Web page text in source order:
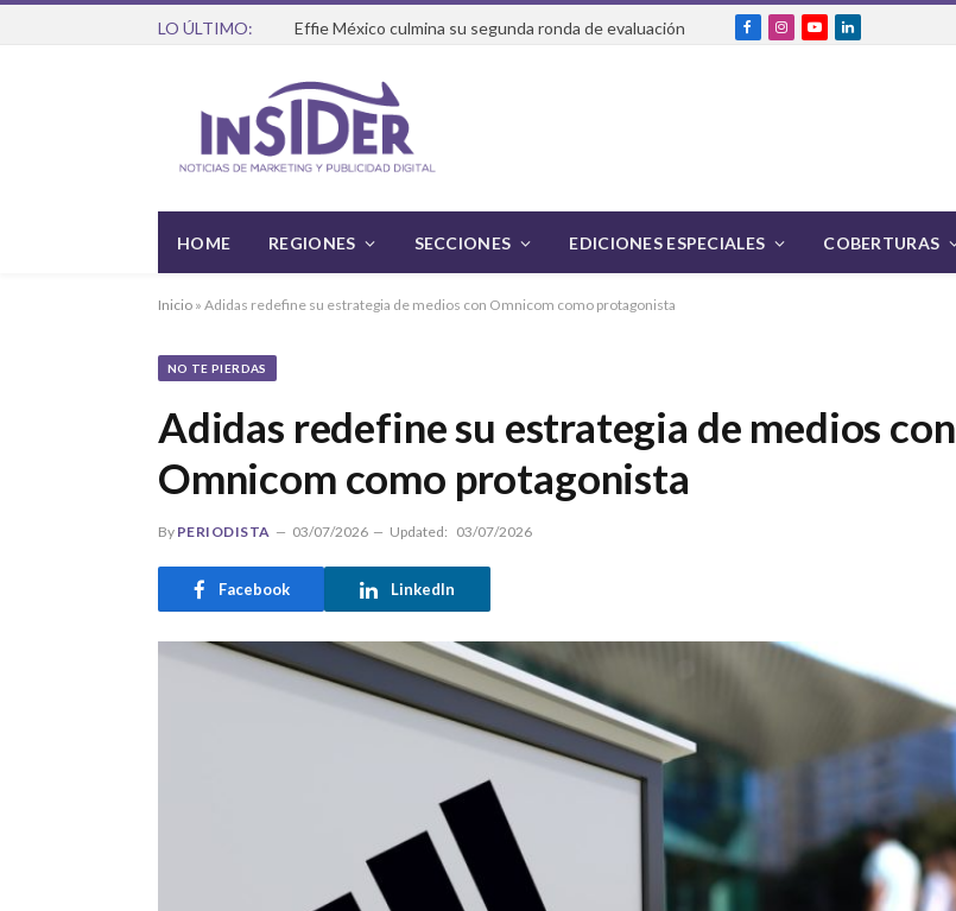
LO ÚLTIMO: Effie México culmina su segunda ronda de evaluación
FacebookInstagram
YouTubeLinkedIn
HOME REGIONES SECCIONES EDICIONES ESPECIALES COBERTURAS
Inicio » Adidas redefine su estrategia de medios con Omnicom como protagonista
NO TE PIERDAS
Adidas redefine su estrategia de medios con
Omnicom como protagonista
By PERIODISTA 03/07/2026 Updated: 03/07/2026
Facebook LinkedIn